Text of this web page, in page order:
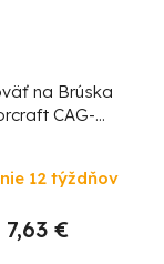
na Brúska
CAG-
12 týždňov
7,63 €